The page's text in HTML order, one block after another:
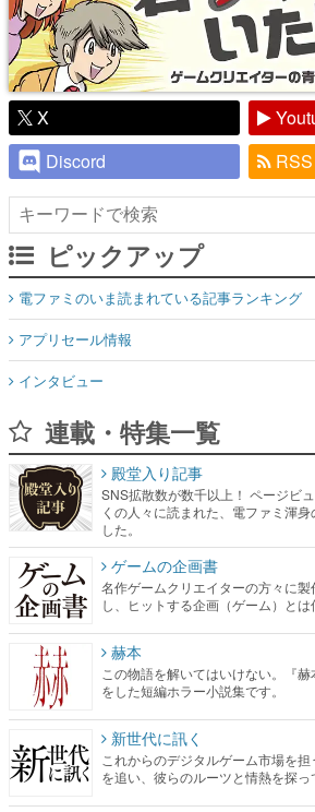
X
Discord
RSS
ピックアップ
電ファミのいま読まれている記事ランキング
アプリセール情報
インタビュー
連載・特集一覧
殿堂入り記事
SNS拡散数が数千以上！ ページビ
くの人々に読まれた、電ファミ渾身
した。
ゲームの企画書
名作ゲームクリエイターの方々に
し、ヒットする企画（ゲーム）とは
赫本
この物語を解いてはいけない。『
をした短編ホラー小説集です。
新世代に訊く
これからのデジタルゲーム市場を
を追い、彼らのルーツと情熱を探っ